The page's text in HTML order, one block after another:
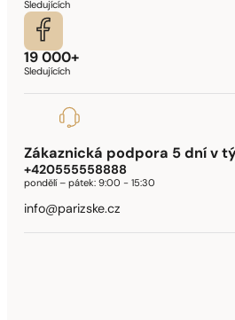
Sledujících
19 000+
Sledujících
Zákaznická podpora 5 dní v
+420555558888
pondělí – pátek:9:00 - 15:30
info@parizske.cz